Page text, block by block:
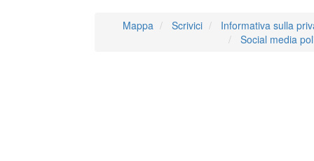
Mappa Scrivici
Informativa sulla
Social media